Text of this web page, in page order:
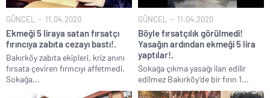
GÜNCEL 11.04.2020
Ekmeği 5 liraya satan fırsatçı
fırıncıya zabıta cezayı bastı!.
Bakırköy zabıta ekipleri, kriz anını
fırsata çeviren fırıncıyı affetmedi.
Sokağa...
GÜNCEL 11.04.2020
Böyle fırsatçılık görülmedi!
Yasağın ardından ekmeği 5 lira
yaptılar!.
Sokağa çıkma yasağı ilan edilir
edilmez Bakırköy’de bir fırın 1...